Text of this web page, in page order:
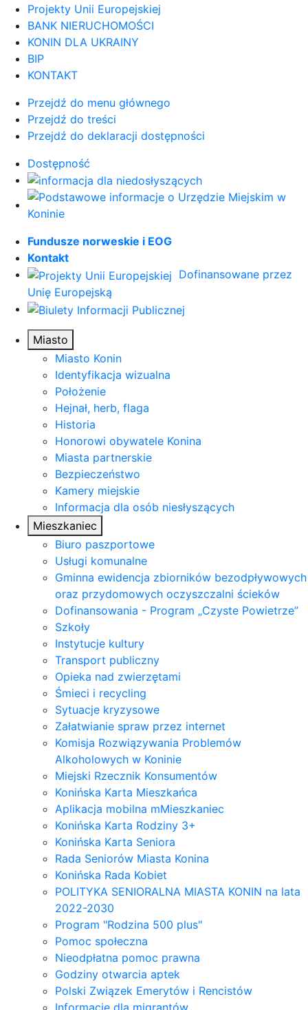
Projekty Unii Europejskiej
BANK NIERUCHOMOŚCI
KONIN DLA UKRAINY
BIP
KONTAKT
Przejdź do menu głównego
Przejdź do treści
Przejdź do deklaracji dostępności
Dostępność
Fundusze norweskie i EOG
Kontakt
Dofinansowane przez
Unię Europejską
Miasto
Miasto Konin
Identyfikacja wizualna
Położenie
Hejnał, herb, flaga
Historia
Honorowi obywatele Konina
Miasta partnerskie
Bezpieczeństwo
Kamery miejskie
Informacja dla osób niesłyszących
Mieszkaniec
Biuro paszportowe
Usługi komunalne
Gminna ewidencja zbiorników bezodpływowych
oraz przydomowych oczyszczalni ścieków
Dofinansowania - Program „Czyste Powietrze”
Szkoły
Instytucje kultury
Transport publiczny
Opieka nad zwierzętami
Śmieci i recycling
Sytuacje kryzysowe
Załatwianie spraw przez internet
Komisja Rozwiązywania Problemów
Alkoholowych w Koninie
Miejski Rzecznik Konsumentów
Konińska Karta Mieszkańca
Aplikacja mobilna mMieszkaniec
Konińska Karta Rodziny 3+
Konińska Karta Seniora
Rada Seniorów Miasta Konina
Konińska Rada Kobiet
POLITYKA SENIORALNA MIASTA KONIN na lata
2022-2030
Program "Rodzina 500 plus"
Pomoc społeczna
Nieodpłatna pomoc prawna
Godziny otwarcia aptek
Polski Związek Emerytów i Rencistów
Informacje dla migrantów